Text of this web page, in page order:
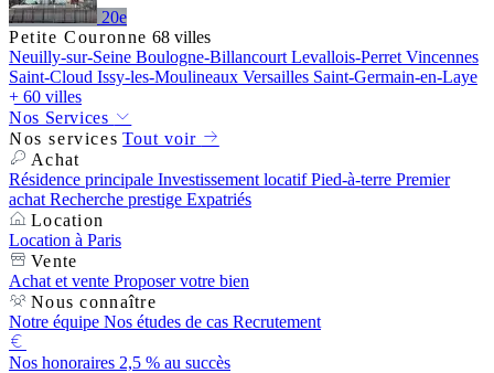
20e
Petite Couronne 68 villes
Neuilly-sur-Seine Boulogne-Billancourt Levallois-Perret Vincennes
Saint-Cloud Issy-les-Moulineaux Versailles Saint-Germain-en-Laye
+ 60 villes
Nos Services
Nos services Tout voir
Achat
Résidence principale Investissement locatifPied-à-terre Premier
achat Recherche prestige Expatriés
Location
Location à Paris
Vente
Achat et vente Proposer votre bien
Nous connaître
Notre équipe Nos études de cas Recrutement
Nos honoraires 2,5 % au succès